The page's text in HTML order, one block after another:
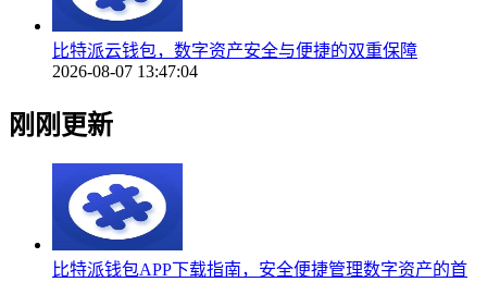
比特派云钱包，数字资产安全与便捷的双重保障
2026-08-07 13:47:04
刚刚更新
比特派钱包APP下载指南，安全便捷管理数字资产的首